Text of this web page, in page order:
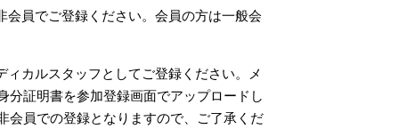
員でご登録ください。会員の方は一般会
カルスタッフとしてご登録ください。メ
分証明書を参加登録画面でアップロードし
会員での登録となりますので、ご了承くだ